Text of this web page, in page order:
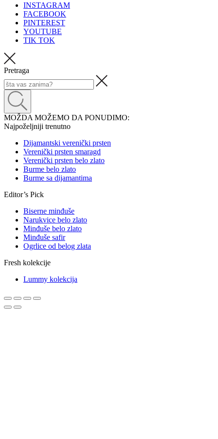
INSTAGRAM
FACEBOOK
PINTEREST
YOUTUBE
TIK TOK
Pretraga
MOŽDA MOŽEMO DA PONUDIMO:
Najpoželjniji trenutno
Dijamantski verenički prsten
Verenički prsten smaragd
Verenički prsten belo zlato
Burme belo zlato
Burme sa dijamantima
Editor’s Pick
Biserne minđuše
Narukvice belo zlato
Minđuše belo zlato
Minđuše safir
Ogrlice od belog zlata
Fresh kolekcije
Lummy kolekcija